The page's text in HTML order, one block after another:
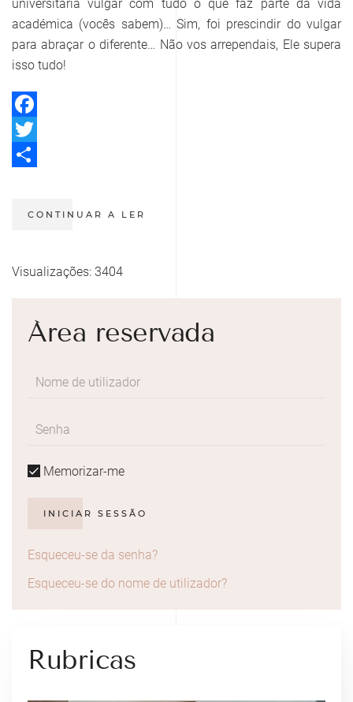
universitária vulgar com tudo o que faz parte da vida
académica (vocês sabem)… Sim, foi prescindir do vulgar
para abraçar o diferente… Não vos arrependais, Ele supera
isso tudo!
Facebook
Twitter
CONTINUAR A LER
Visualizações: 3404
Área reservada
Memorizar-me
INICIAR SESSÃO
Esqueceu-se da senha?
Esqueceu-se do nome de utilizador?
Rubricas